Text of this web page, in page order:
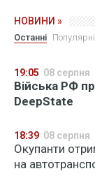
НОВИНИ »
Останні Популярні
19:05 08 серпня
Війська РФ
DeepState
18:39 08 серпня
Окупанти
на